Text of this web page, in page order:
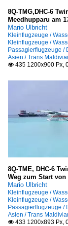
8Q-TMG,DHC-6
Meedhupparu am
Mario Ulbricht
Kleinflugzeuge /
Kleinflugzeuge /
Passagierflugzeuge /
Asien / Trans
 435 1200x900 Px,
8Q-TME, DHC-6
Weg zum Start von
Mario Ulbricht
Kleinflugzeuge /
Kleinflugzeuge /
Passagierflugzeuge /
Asien / Trans
 433 1200x893 Px,